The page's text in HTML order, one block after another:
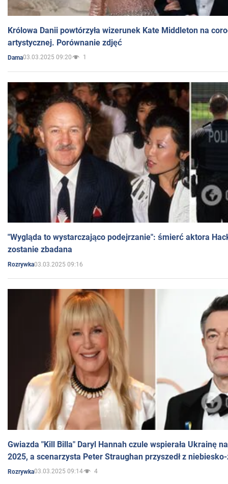
Królowa Danii powtórzyła wizerunek Kate Middleton na
artystycznej. Porównanie zdjęć
Dama03.03.2025 09:20 1
"Wygląda to wystarczająco podejrzanie": śmierć aktora
zostanie zbadana
Rozrywka03.03.2025 09:16
Gwiazda "Kill Billa" Daryl Hannah czule wspierała Ukrainę
2025, a scenarzysta Peter Straughan przyszedł z
Rozrywka03.03.2025 09:14 4